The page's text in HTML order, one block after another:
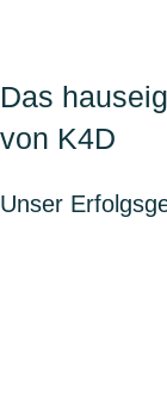
Das
von K4D
Unser